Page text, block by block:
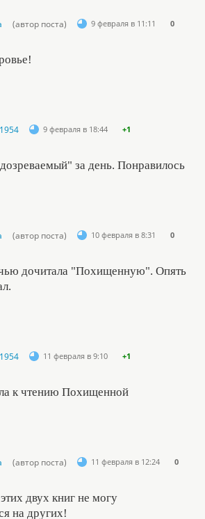
(автор поста) 9 февраля в 11:11 0
9 февраля в 18:44 +1
за день. Понравилось
(автор поста) 10 февраля в 8:31 0
дочитала "Похищенную". Опять
11 февраля в 9:10 +1
к чтению Похищенной
(автор поста) 11 февраля в 12:24 0
двух книг не могу
на других!